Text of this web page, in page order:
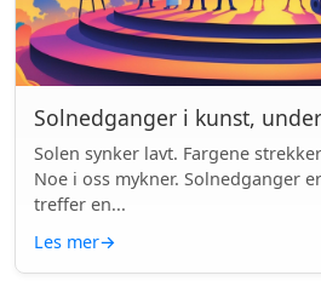
Solnedganger i kunst,
Solen synker lavt. Fargene
Noe i oss mykner. Solnedganger
treffer en...
Les mer→